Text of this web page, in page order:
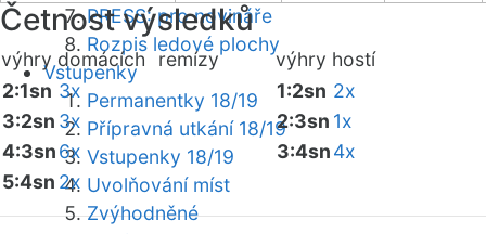
PRESS: pro novináře
Rozpis ledové plochy
Vstupenky
Permanentky 18/19
Přípravná utkání 18/19
Vstupenky 18/19
Uvolňování míst
Zvýhodněné
Četnost výsledků
výhry domácích remízyvýhry hostí
2:1sn 3x
3:2sn 3x
4:3sn6x
5:4sn 2x
1:2sn 2x
2:3sn 1x
3:4sn4x